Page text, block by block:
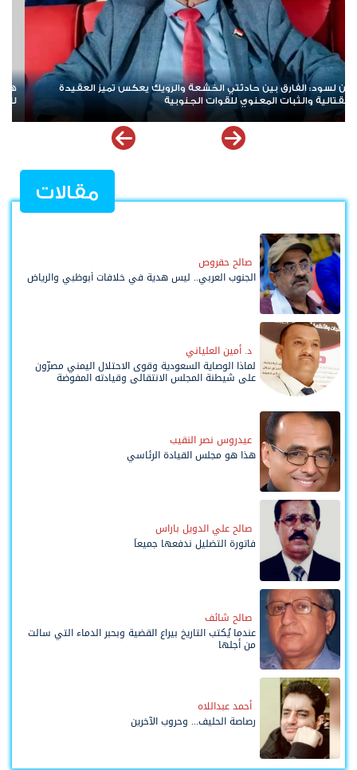
هاني بن بريك: المجلس الانتقالي لا يختزل الجنوب.. وتوحيد الصف
للوصول لاستعادة الدولة أولوية تفرضها الحكمة
مقالات
صالح حقروص
الجنوب العربي.. ليس هدية في خلافات أبوظبي والرياض
د. أمين العلياني
لماذا الوصاية السعودية وقوى الاحتلال اليمني مصرّون
على شيطنة المجلس الانتقالي وقيادته المفوضة
عيدروس نصر النقيب
هذا هو مجلس القيادة الرئاسي
صالح علي الدويل باراس
فاتورة التضليل ندفعها جميعاً
صالح شائف
عندما يُكتب التاريخ بيراع القضية وبحبر الدماء التي سالت
من أجلها
أحمد عبداللاه
رصاصة الحليف... وحروب الآخرين